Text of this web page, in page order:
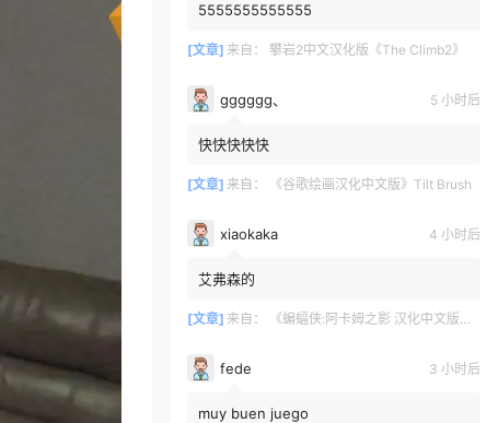
5555555555555
[文章] 来自： 攀岩2中文汉化版《The Climb2》
gggggg、 5 小时后
快快快快快
[文章] 来自： 《谷歌绘画汉化中文版》Tilt Brush
xiaokaka 4 小时后
艾弗森的
[文章] 来自： 《蝙蝠侠:阿卡姆之影 汉化中文版》Batman: Arkham Shadow
fede 3 小时后
muy buen juego